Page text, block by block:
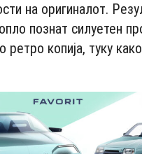
на оригиналот.
познат силуетен
ретро копија, туку